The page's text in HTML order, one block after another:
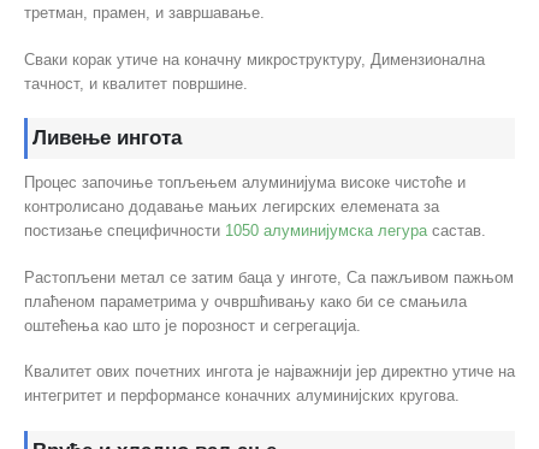
третман, прамен, и завршавање.
Сваки корак утиче на коначну микроструктуру, Димензионална
тачност, и квалитет површине.
Ливење ингота
Процес започиње топљењем алуминијума високе чистоће и
контролисано додавање мањих легирских елемената за
постизање специфичности 1050 алуминијумска легурасастав.
Растопљени метал се затим баца у инготе, Са пажљивом пажњом
плаћеном параметрима у очвршћивању како би се смањила
оштећења као што је порозност и сегрегација.
Квалитет ових почетних ингота је најважнији јер директно утиче на
интегритет и перформансе коначних алуминијских кругова.